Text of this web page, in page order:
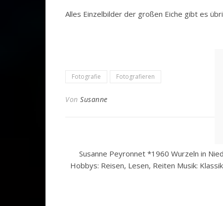
Alles Einzelbilder der großen Eiche gibt es
Fotografie Fotografieren
Von Susanne
Susanne Peyronnet *1960 Wurzeln in
Hobbys: Reisen, Lesen, Reiten Musik: